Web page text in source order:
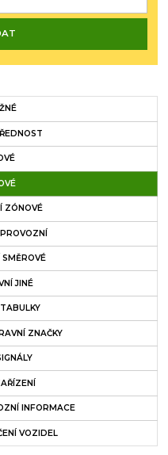
ZÓNOVÉ
SMĚROVÉ
JINÉ
ZNAČKY
INFORMACE
VOZIDEL